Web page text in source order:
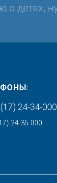
о детях,
24-34-000
24-35-000